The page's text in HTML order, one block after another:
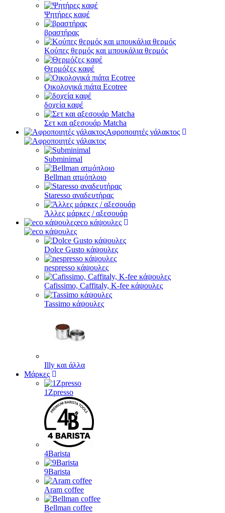
Ψητήρες καφέ
βραστήρας
Κούπες θερμός και μπουκάλια θερμός
Θερμόζες καφέ
Οικολογικά πιάτα Ecotree
δοχεία καφέ
Σετ και αξεσουάρ Matcha
Αφροποιητές γάλακτος
Subminimal
Bellman ατμόπλοιο
Staresso αναδευτήρας
Άλλες μάρκες / αξεσουάρ
eco κάψουλες
Dolce Gusto κάψουλες
nespresso κάψουλες
Cafissimo, Caffitaly, K-fee κάψουλες
Tassimo κάψουλες
Illy και άλλα
Μάρκες
1Zpresso
4Barista
9Barista
Aram coffee
Bellman coffee